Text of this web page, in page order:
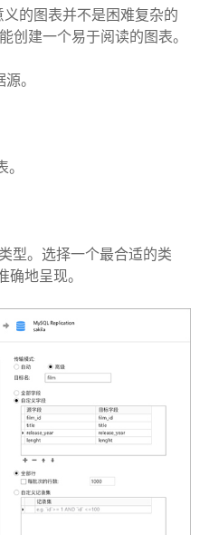
的图表并不是困难复杂的
创建一个易于阅读的图表。
。
型。选择一个最合适的类
地呈现。